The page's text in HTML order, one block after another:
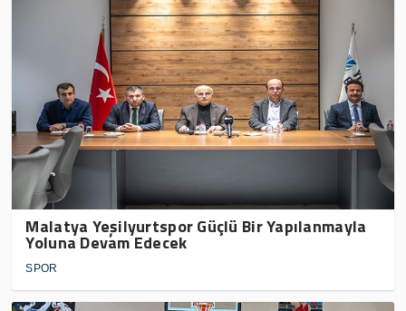
Malatya Yeşilyurtspor Güçlü Bir Yapılanmayla
Yoluna Devam Edecek
SPOR